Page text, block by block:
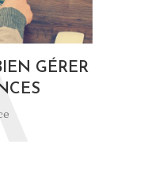
GÉRER